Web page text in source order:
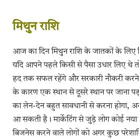
​मिथुन राशि
आज का दिन मिथुन राशि के जातकों के लिए
यदि आपने पहले किसी से पैसा उधार लिए थे
हद तक सफल रहेंगे और सरकारी नौकरी करने
के कारण एक स्थान से दूसरे स्थान पर जाना
का लेन-देन बहुत सावधानी से करना होगा,
आ सकती है। मार्केटिंग से जुड़े लोग कोई
बिजनेस करने वाले लोगों को अगर कुछ